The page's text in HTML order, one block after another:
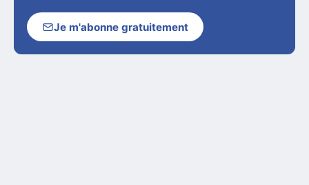
Je m'abonne gratuitement